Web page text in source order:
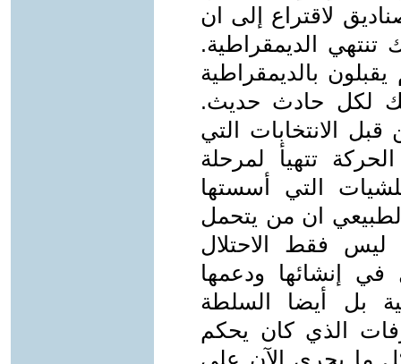
لاقتراع إلى ان
تنتهي الديمقراطية.
بالديمقراطية
لكل حادث حديث.
الانتخابات التي
تتهيأ لمرحلة
التي أسستها
ان من يتحمل
فقط الاحتلال
إنشائها ودعمها
بل أيضا السلطة
الذي كان يحكم
ما يجري الآن على